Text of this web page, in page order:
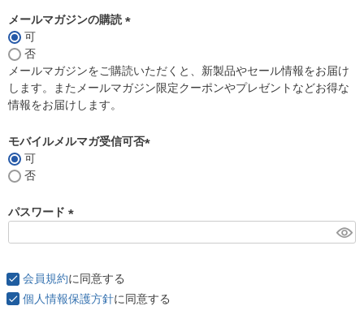
メールマガジンの購読
須
)
可
否
メールマガジンをご購読いただくと、新製品やセール情報をお届け
します。またメールマガジン限定クーポンやプレゼントなどお得な
情報をお届けします。
モバイルメルマガ受信可否
可
否
パスワード
)
会員規約に同意する
個人情報保護方針に同意する